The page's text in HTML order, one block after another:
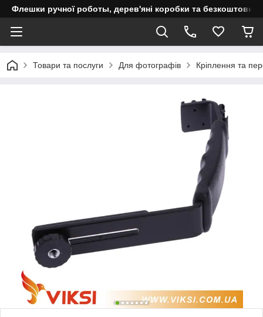
Флешки ручної роботы, дерев'яні коробки та безкоштовне
Товари та послуги Для фотографів Кріплення та